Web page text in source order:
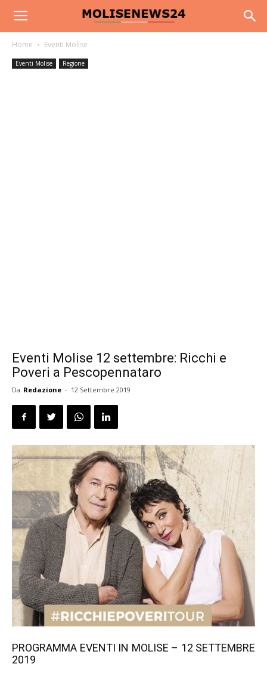
Home Eventi Molise
Eventi Molise Regione
Eventi Molise 12 settembre: Ricchi e
Poveri a Pescopennataro
Da Redazione - 12 Settembre 2019
PROGRAMMA EVENTI IN MOLISE – 12 SETTEMBRE
2019